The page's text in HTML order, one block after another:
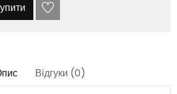
Відгуки (0)